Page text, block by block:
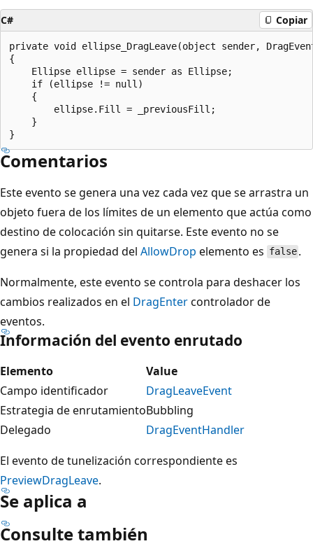
C# Copiar
private void ellipse_DragLeave(object sender,
{
    Ellipse ellipse = sender as Ellipse;
    if (ellipse != null)
    {
        ellipse.Fill = _previousFill;
    }
Comentarios
Este evento se genera una vez cada vez que se arrastra un
objeto fuera de los límites de un elemento que actúa como
destino de colocación sin quitarse. Este evento no se
genera si la propiedad del AllowDrop elemento es false .
Normalmente, este evento se controla para deshacer los
cambios realizados en el DragEntercontrolador de
eventos.
Información del evento enrutado
Elemento
Value
Campo identificador
DragLeaveEvent
Estrategia de enrutamientoBubbling
Delegado
DragEventHandler
El evento de tunelización correspondiente es
PreviewDragLeave.
Se aplica a
Consulte también